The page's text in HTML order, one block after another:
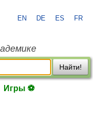
EN DE ES FR
Найти!
Игры ⚽